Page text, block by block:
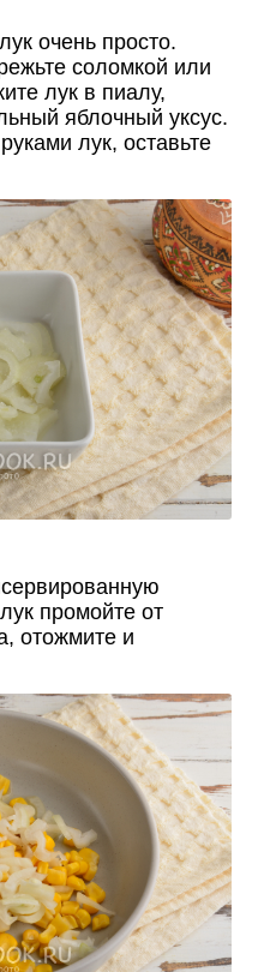
очень просто.
соломкой или
лук в пиалу,
яблочный уксус.
лук, оставьте
промойте от
отожмите и